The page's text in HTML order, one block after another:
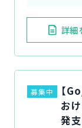
詳細
募集中
【
お
発